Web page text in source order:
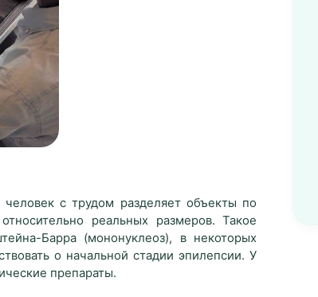
с трудом разделяет объекты по
реальных размеров. Такое
Барра (мононуклеоз), в некоторых
о начальной стадии эпилепсии. У
препараты.